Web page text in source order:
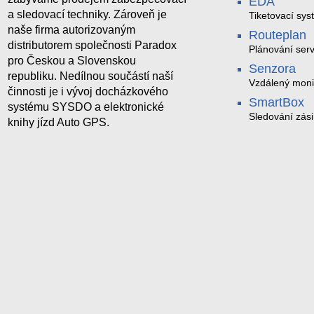
a sledovací techniky. Zároveň je
naše firma autorizovaným
distributorem společnosti Paradox
pro Českou a Slovenskou
republiku. Nedílnou součástí naší
činnosti je i vývoj docházkového
systému SYSDO a elektronické
knihy jízd Auto GPS.
Tiketovací
Routeplan
Plánování
Senzora
Vzdálený
SmartBox
Sledování